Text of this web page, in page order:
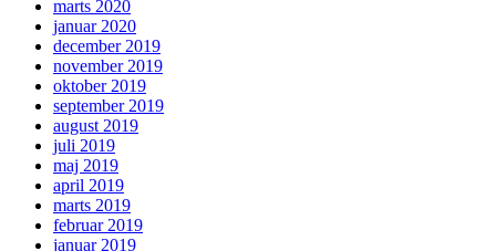
marts 2020
januar 2020
december 2019
november 2019
oktober 2019
september 2019
august 2019
juli 2019
maj 2019
april 2019
marts 2019
februar 2019
januar 2019